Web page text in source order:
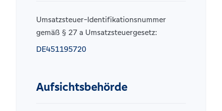
Umsatzsteuer-Identifikationsnummer
gemäß § 27 a Umsatzsteuergesetz:
DE451195720
Aufsichtsbehörde